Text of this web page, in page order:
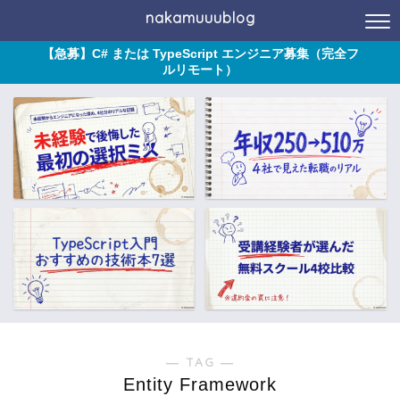
nakamuuublog
【急募】C# または TypeScript エンジニア募集（完全フ
ルリモート）
― TAG ―
Entity Framework